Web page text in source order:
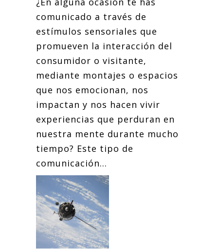
comunicado a través de
estímulos sensoriales que
promueven la interacción del
consumidor o visitante,
mediante montajes o espacios
que nos emocionan, nos
impactan y nos hacen vivir
experiencias que perduran en
nuestra mente durante mucho
tiempo? Este tipo de
comunicación...